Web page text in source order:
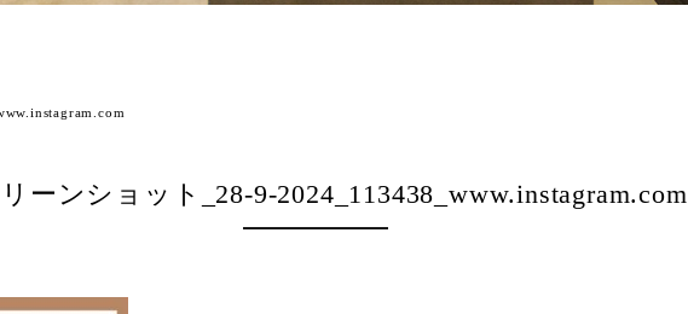
ーンショット_28-9-2024_113438_www.instagram.com